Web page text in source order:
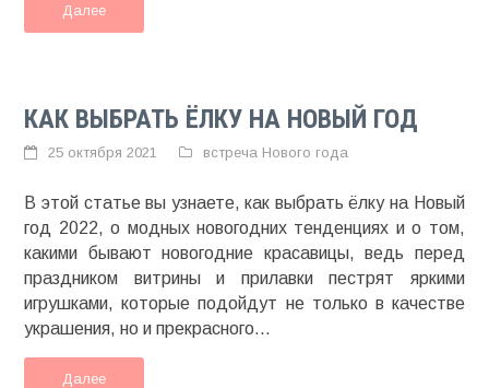
Далее
КАК ВЫБРАТЬ ЁЛКУ НА НОВЫЙ ГОД
25 октября 2021 встреча Нового года
В этой статье вы узнаете, как выбрать ёлку на Новый
год 2022, о модных новогодних тенденциях и о том,
какими бывают новогодние красавицы, ведь перед
праздником витрины и прилавки пестрят яркими
игрушками, которые подойдут не только в качестве
украшения, но и прекрасного...
Далее